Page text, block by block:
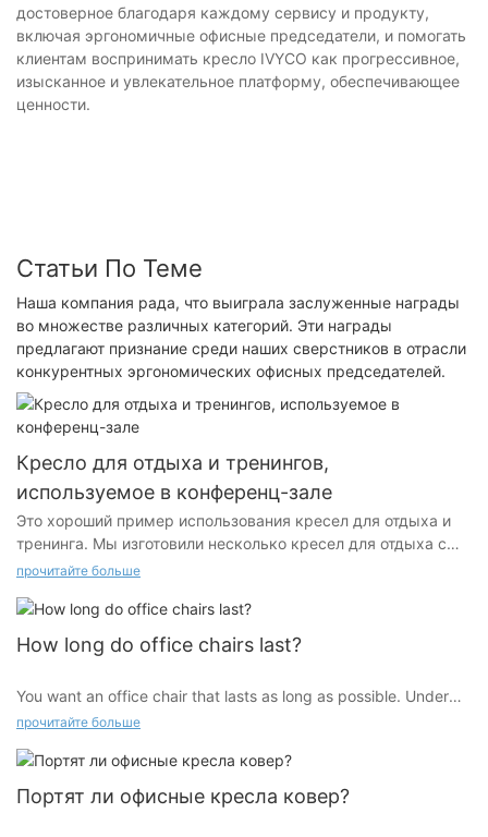
достоверное благодаря каждому сервису и продукту,
включая эргономичные офисные председатели, и помогать
клиентам воспринимать кресло IVYCO как прогрессивное,
изысканное и увлекательное платформу, обеспечивающее
ценности.
Статьи По Теме
Наша компания рада, что выиграла заслуженные награды
во множестве различных категорий. Эти награды
предлагают признание среди наших сверстников в отрасли
конкурентных эргономических офисных председателей.
Кресло для отдыха и тренингов,
используемое в конференц-зале
Это хороший пример использования кресел для отдыха и
тренинга. Мы изготовили несколько кресел для отдыха с
цветными спинками в соответствии с общей цветовой
полностью удовлетворить его потребности.
прочитайте больше
How long do office chairs last?
You want an office chair that lasts as long as possible. Under
regular use (at least four times per week for eight hours at a
chair should last between seven and eight years.
прочитайте больше
Портят ли офисные кресла ковер?